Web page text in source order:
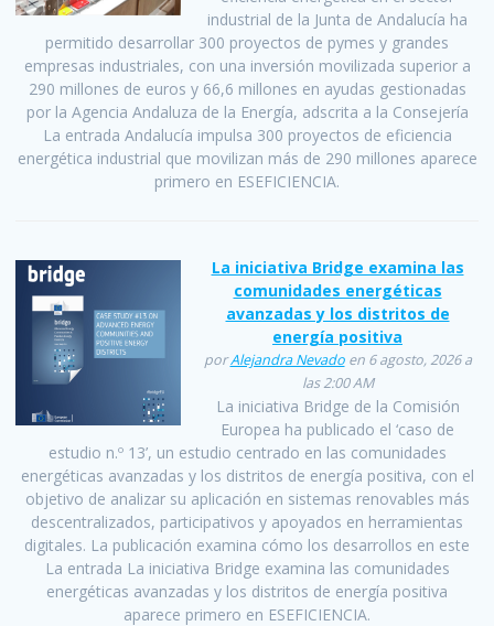
industrial de la Junta de Andalucía ha
permitido desarrollar 300 proyectos de pymes y grandes
empresas industriales, con una inversión movilizada superior a
290 millones de euros y 66,6 millones en ayudas gestionadas
por la Agencia Andaluza de la Energía, adscrita a la Consejería
La entrada Andalucía impulsa 300 proyectos de eficiencia
energética industrial que movilizan más de 290 millones aparece
primero en ESEFICIENCIA.
La iniciativa Bridge examina las
comunidades energéticas
avanzadas y los distritos de
energía positiva
porAlejandra Nevadoen 6 agosto, 2026 a
las 2:00 AM
La iniciativa Bridge de la Comisión
Europea ha publicado el ‘caso de
estudio n.º 13’, un estudio centrado en las comunidades
energéticas avanzadas y los distritos de energía positiva, con el
objetivo de analizar su aplicación en sistemas renovables más
descentralizados, participativos y apoyados en herramientas
digitales. La publicación examina cómo los desarrollos en este
La entrada La iniciativa Bridge examina las comunidades
energéticas avanzadas y los distritos de energía positiva
aparece primero en ESEFICIENCIA.